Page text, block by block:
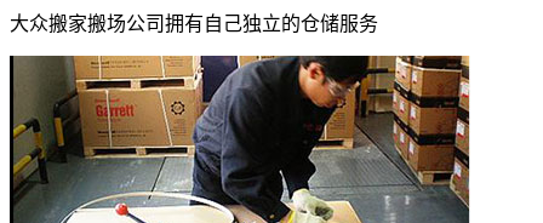
大众搬家搬场公司拥有自己独立的仓储服务